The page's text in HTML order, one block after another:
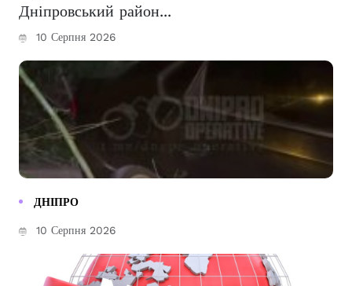
Дніпровський район...
10 Серпня 2026
ДНІПРО
10 Серпня 2026